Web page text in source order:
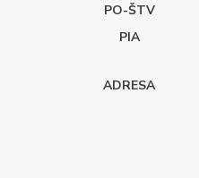
PO-ŠTV
PIA
ADRESA